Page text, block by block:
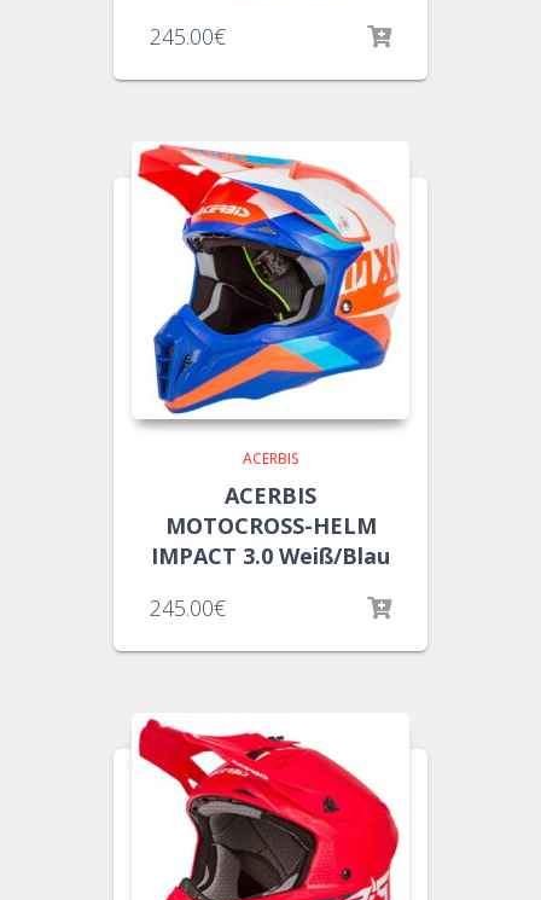
245.00€
ACERBIS
ACERBIS
MOTOCROSS-HELM
IMPACT 3.0 Weiß/Blau
245.00€